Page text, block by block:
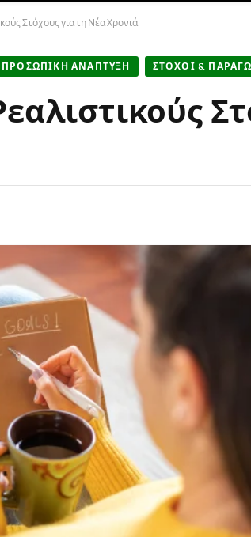
Στόχους για τη Νέα Χρονιά
ΠΡΟΣΩΠΙΚΗ ΑΝΑΠΤΥΞΗ ΣΤΟΧΟΙ &